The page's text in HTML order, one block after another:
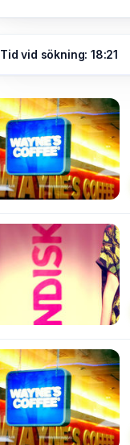
Tid vid sökning: 18:21